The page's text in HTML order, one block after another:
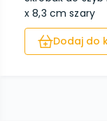
x 8,3 cm szary
Dodaj do